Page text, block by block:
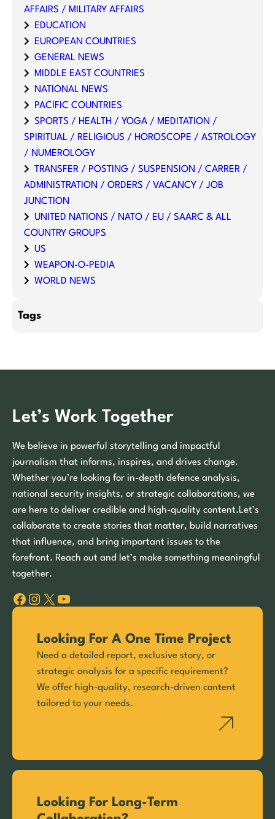
AFFAIRS / MILITARY AFFAIRS
EDUCATION
EUROPEAN COUNTRIES
GENERAL NEWS
MIDDLE EAST COUNTRIES
NATIONAL NEWS
PACIFIC COUNTRIES
SPORTS / HEALTH / YOGA / MEDITATION /
SPIRITUAL / RELIGIOUS / HOROSCOPE / ASTROLOGY
/ NUMEROLOGY
TRANSFER / POSTING / SUSPENSION / CARRER /
ADMINISTRATION / ORDERS / VACANCY / JOB
JUNCTION
UNITED NATIONS / NATO / EU / SAARC & ALL
COUNTRY GROUPS
US
WEAPON-O-PEDIA
WORLD NEWS
Tags
Let’s Work Together
We believe in powerful storytelling and impactful
journalism that informs, inspires, and drives change.
Whether you’re looking for in-depth defence analysis,
national security insights, or strategic collaborations, we
are here to deliver credible and high-quality content.Let’s
collaborate to create stories that matter, build narratives
that influence, and bring important issues to the
forefront. Reach out and let’s make something meaningful
together.
Facebook Instagram X YouTube
Looking For A One Time Project
Need a detailed report, exclusive story, or
strategic analysis for a specific requirement?
We offer high-quality, research-driven content
tailored to your needs.
Looking For Long-Term